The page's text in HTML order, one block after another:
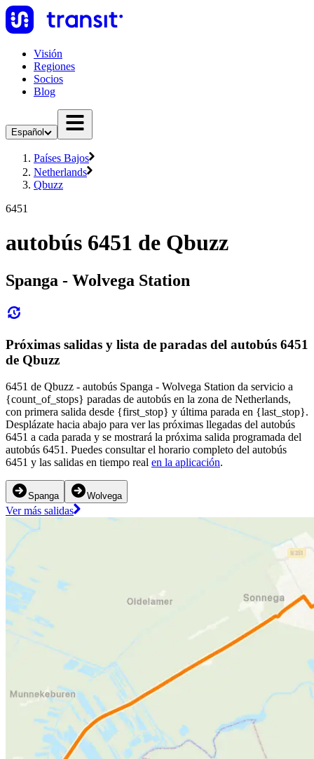
Visión
Regiones
Socios
Blog
Español
Países Bajos
Netherlands
Qbuzz
6451
autobús 6451 de Qbuzz
Spanga - Wolvega Station
Próximas salidas y lista de paradas del autobús 6451
de Qbuzz
6451 de Qbuzz - autobús Spanga - Wolvega Station da servicio a
{count_of_stops} paradas de autobús en la zona de Netherlands,
con primera salida desde {first_stop} y última parada en {last_stop}.
Desplázate hacia abajo para ver las próximas llegadas del autobús
6451 a cada parada y se mostrará la próxima salida programada del
autobús 6451. Puedes consultar el horario completo del autobús
6451 y las salidas en tiempo real en la aplicación.
Spanga Wolvega
Ver más salidas